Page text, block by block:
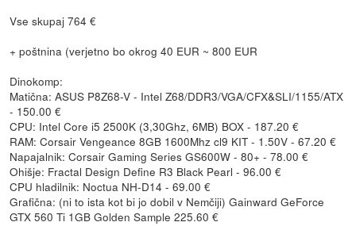
Vse skupaj 764 €
+ poštnina (verjetno bo okrog 40 EUR ~ 800 EUR
Dinokomp:
Matična: ASUS P8Z68-V - Intel Z68/DDR3/VGA/CFX&SLI/1155/ATX
- 150.00 €
CPU: Intel Core i5 2500K (3,30Ghz, 6MB) BOX - 187.20 €
RAM: Corsair Vengeance 8GB 1600Mhz cl9 KIT - 1.50V - 67.20 €
Napajalnik: Corsair Gaming Series GS600W - 80+ - 78.00 €
Ohišje: Fractal Design Define R3 Black Pearl - 96.00 €
CPU hladilnik: Noctua NH-D14 - 69.00 €
Grafična: (ni to ista kot bi jo dobil v Nemčiji) Gainward GeForce
GTX 560 Ti 1GB Golden Sample 225.60 €